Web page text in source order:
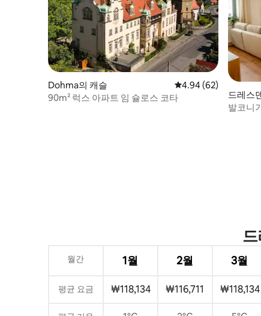
Dohma의 캐슬 평점 4.94점(5점 만점
4.94 (62)
90m² 럭스 아파트 임 슐로스 코타
드레스
발코니
월간 1월 2월 3월
평균 요금 ₩118,134 ₩116,711 ₩118,134